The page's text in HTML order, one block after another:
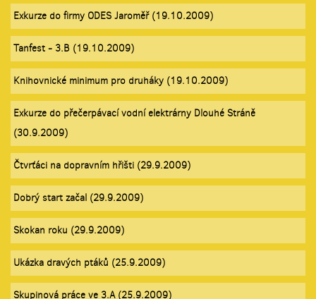
Exkurze do firmy ODES Jaroměř (19.10.2009)
Tanfest - 3.B (19.10.2009)
Knihovnické minimum pro druháky (19.10.2009)
Exkurze do přečerpávací vodní elektrárny Dlouhé Stráně
(30.9.2009)
Čtvrťáci na dopravním hřišti (29.9.2009)
Dobrý start začal (29.9.2009)
Skokan roku (29.9.2009)
Ukázka dravých ptáků (25.9.2009)
Skupinová práce ve 3.A (25.9.2009)